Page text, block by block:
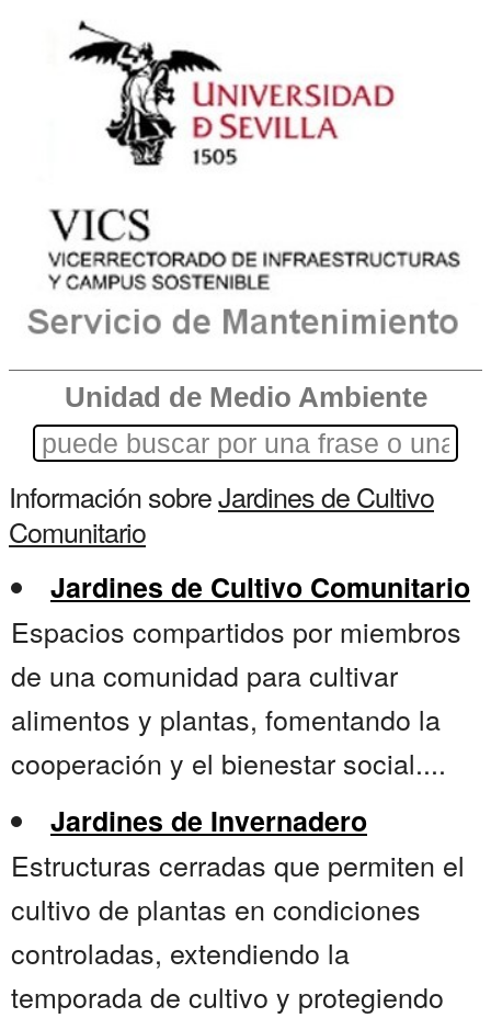
Unidad de Medio Ambiente
Información sobreJardines de Cultivo
Comunitario
Jardines de Cultivo Comunitario
Espacios compartidos por miembros
de una comunidad para cultivar
alimentos y plantas, fomentando la
cooperación y el bienestar social....
Jardines de Invernadero
Estructuras cerradas que permiten el
cultivo de plantas en condiciones
controladas, extendiendo la
temporada de cultivo y protegiendo